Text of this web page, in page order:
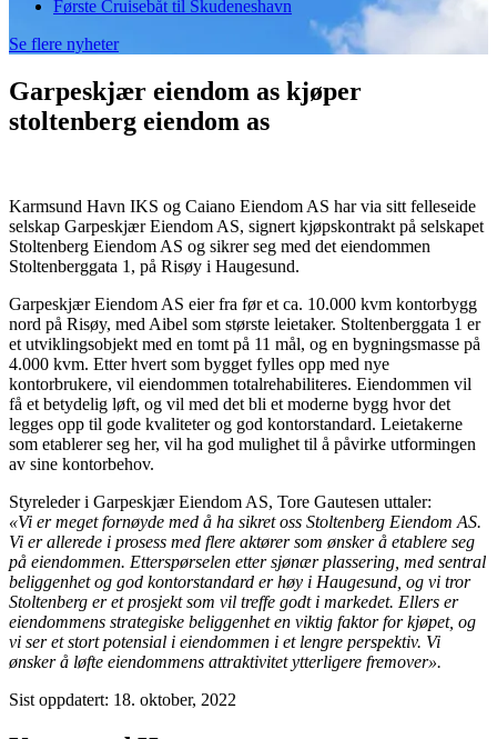
Første Cruisebåt til Skudeneshavn
Se flere nyheter
Garpeskjær eiendom as kjøper
stoltenberg eiendom as
Karmsund Havn IKS og Caiano Eiendom AS har via sitt felleseide
selskap Garpeskjær Eiendom AS, signert kjøpskontrakt på selskapet
Stoltenberg Eiendom AS og sikrer seg med det eiendommen
Stoltenberggata 1, på Risøy i Haugesund.
Garpeskjær Eiendom AS eier fra før et ca. 10.000 kvm kontorbygg
nord på Risøy, med Aibel som største leietaker. Stoltenberggata 1 er
et utviklingsobjekt med en tomt på 11 mål, og en bygningsmasse på
4.000 kvm. Etter hvert som bygget fylles opp med nye
kontorbrukere, vil eiendommen totalrehabiliteres. Eiendommen vil
få et betydelig løft, og vil med det bli et moderne bygg hvor det
legges opp til gode kvaliteter og god kontorstandard. Leietakerne
som etablerer seg her, vil ha god mulighet til å påvirke utformingen
av sine kontorbehov.
Styreleder i Garpeskjær Eiendom AS, Tore Gautesen uttaler:
«Vi er meget fornøyde med å ha sikret oss Stoltenberg Eiendom AS.
Vi er allerede i prosess med flere aktører som ønsker å etablere seg
på eiendommen. Etterspørselen etter sjønær plassering, med sentral
beliggenhet og god kontorstandard er høy i Haugesund, og vi tror
Stoltenberg er et prosjekt som vil treffe godt i markedet. Ellers er
eiendommens strategiske beliggenhet en viktig faktor for kjøpet, og
vi ser et stort potensial i eiendommen i et lengre perspektiv. Vi
ønsker å løfte eiendommens attraktivitet ytterligere fremover».
Sist oppdatert: 18. oktober, 2022